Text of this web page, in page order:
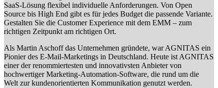
SaaS-Lösung flexibel individuelle Anforderungen. Von Open
Source bis High End gibt es für jedes Budget die passende Variante.
Gestalten Sie die Customer Experience mit dem EMM – zum
richtigen Zeitpunkt am richtigen Ort.
Als Martin Aschoff das Unternehmen gründete, war AGNITAS ein
Pionier des E-Mail-Marketings in Deutschland. Heute ist AGNITAS
einer der renommiertesten und innovativsten Anbieter von
hochwertiger Marketing-Automation-Software, die rund um die
Welt zur kundenorientierten Kommunikation genutzt werden.